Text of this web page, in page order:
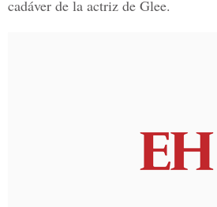
cadáver de la actriz de Glee.